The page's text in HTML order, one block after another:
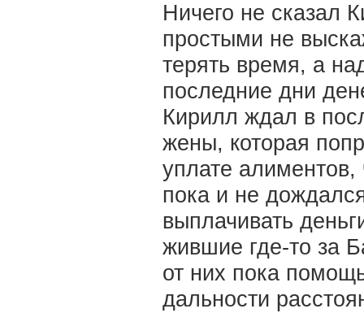
Ничего не сказал
простыми не
терять время, а
последние дни
Кирилл ждал в
жены, которая
уплате алиментов,
пока и не
выплачивать
жившие где-то за
от них пока
дальности